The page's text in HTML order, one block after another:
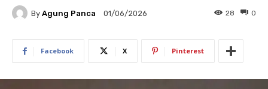
By Agung Panca 01/06/2026 0
28
Facebook X Pinterest